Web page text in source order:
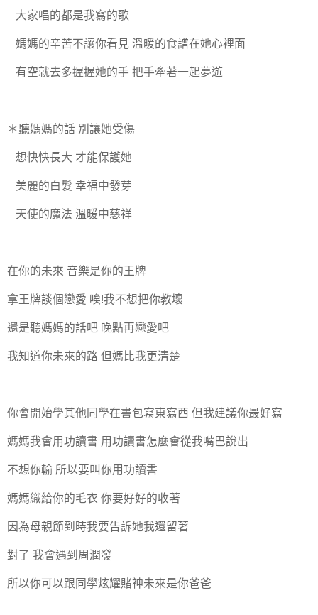
大家唱的都是我寫的歌
媽媽的辛苦不讓你看見 溫暖的食譜在她心裡面
有空就去多握握她的手 把手牽著一起夢遊
＊聽媽媽的話 別讓她受傷
想快快長大 才能保護她
美麗的白髮 幸福中發芽
天使的魔法 溫暖中慈祥
在你的未來 音樂是你的王牌
拿王牌談個戀愛 唉!我不想把你教壞
還是聽媽媽的話吧 晚點再戀愛吧
我知道你未來的路 但媽比我更清楚
你會開始學其他同學在書包寫東寫西 但我建議你最好寫
媽媽我會用功讀書 用功讀書怎麼會從我嘴巴說出
不想你輸 所以要叫你用功讀書
媽媽織給你的毛衣 你要好好的收著
因為母親節到時我要告訴她我還留著
對了 我會遇到周潤發
所以你可以跟同學炫耀賭神未來是你爸爸